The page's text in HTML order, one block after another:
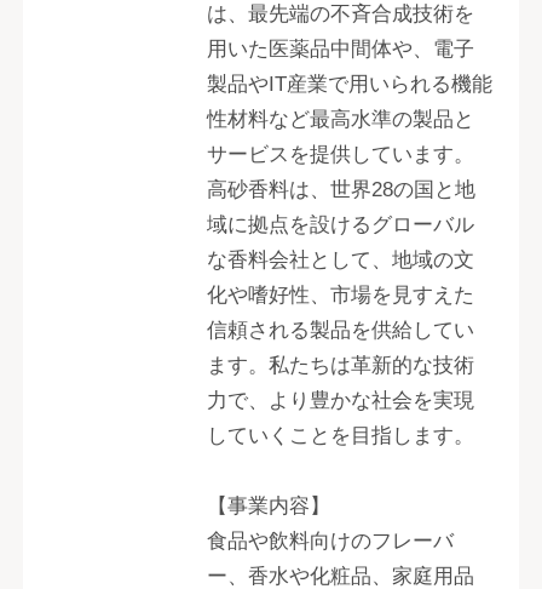
は、最先端の不斉合成技術を
用いた医薬品中間体や、電子
製品やIT産業で用いられる機能
性材料など最高水準の製品と
サービスを提供しています。
高砂香料は、世界28の国と地
域に拠点を設けるグローバル
な香料会社として、地域の文
化や嗜好性、市場を見すえた
信頼される製品を供給してい
ます。私たちは革新的な技術
力で、より豊かな社会を実現
していくことを目指します。
【事業内容】
食品や飲料向けのフレーバ
ー、香水や化粧品、家庭用品